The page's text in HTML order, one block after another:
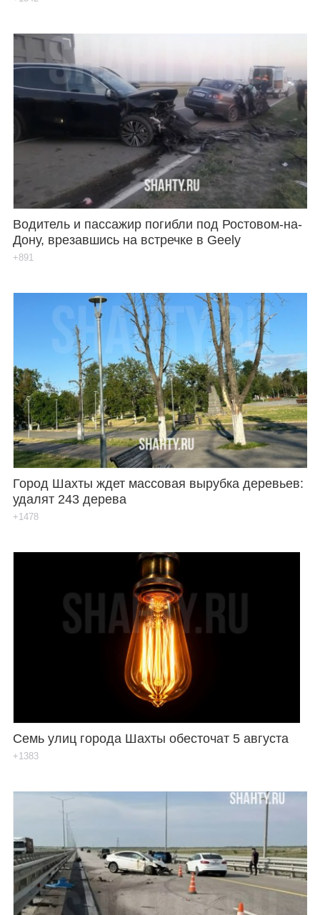
Водитель и пассажир погибли под Ростовом-на-
Дону, врезавшись на встречке в Geely
+891
Город Шахты ждет массовая вырубка деревьев:
удалят 243 дерева
+1478
Семь улиц города Шахты обесточат 5 августа
+1383